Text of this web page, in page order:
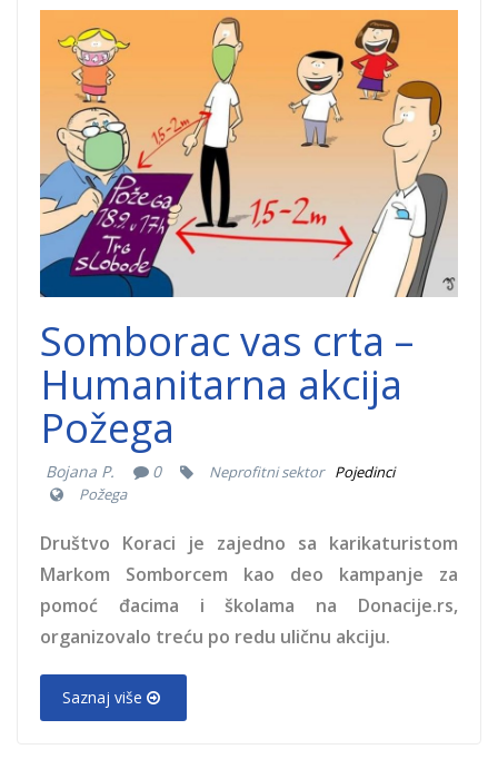
somborac-
humanitarna-
akcija-djaci-
skole.jpg
Somborac vas crta –
Humanitarna akcija
Požega
Bojana P. 0 Neprofitni sektor
Pojedinci
Požega
Društvo Koraci je zajedno sa karikaturistom
Markom Somborcem kao deo kampanje za
pomoć đacima i školama na Donacije.rs,
organizovalo treću po redu uličnu akciju.
Saznaj više